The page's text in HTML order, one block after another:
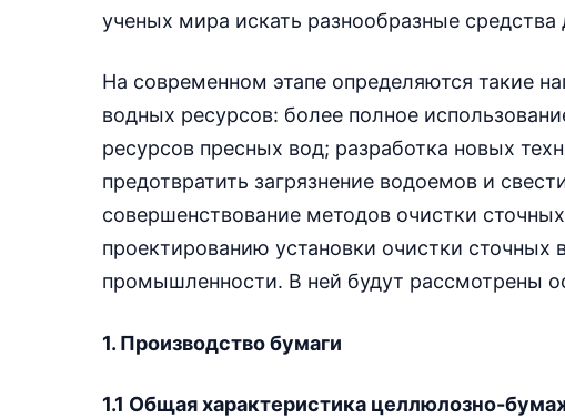
ученых мира искать разнообразные
На современном этапе определяются такие
водных ресурсов: более полное
ресурсов пресных вод; разработка новых
предотвратить загрязнение водоемов и
совершенствование методов очистки
проектированию установки очистки
промышленности. В ней будут рассмотрены
1. Производство бумаги
1.1 Общая характеристика целлюлозно-